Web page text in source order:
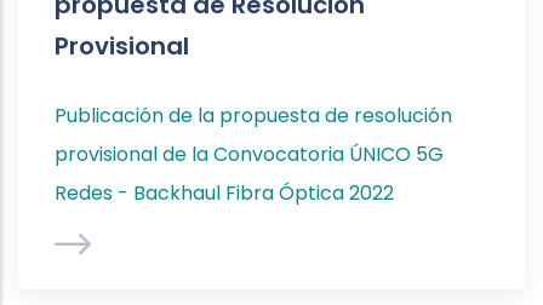
Provisional
Publicación de la propuesta de resolución
provisional de la Convocatoria ÚNICO 5G
Redes - Backhaul Fibra Óptica 2022